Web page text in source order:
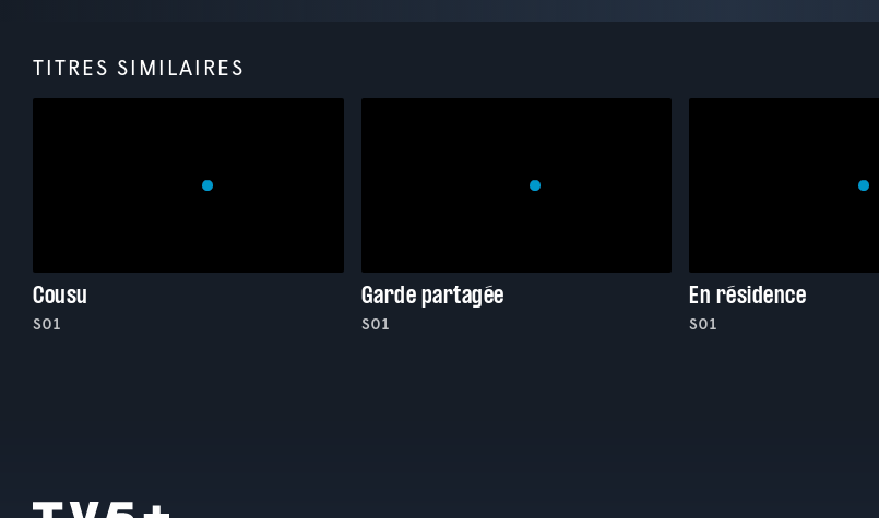
TITRES SIMILAIRES
Cousu
S01
Garde partagée
S01
En résidence
S01